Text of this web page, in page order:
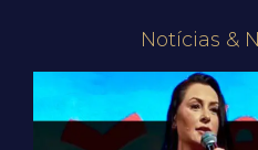
Notícias &